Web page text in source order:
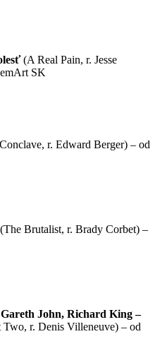
(A Real Pain, r. Jesse
SK
r. Edward Berger) – od
(The Brutalist, r. Brady Corbet) –
John, Richard King –
Two, r. Denis Villeneuve) – od